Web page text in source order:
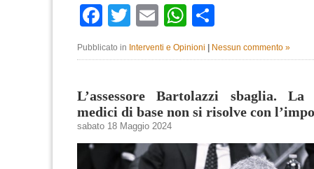
Facebook
Twitter
EmailWhatsApp
Pubblicato in Interventi e Opinioni | Nessun commento »
L’assessore Bartolazzi sbaglia.
medici di base non si risolve con
sabato 18 Maggio 2024